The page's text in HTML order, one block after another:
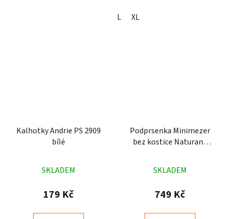
L XL
Kalhotky Andrie PS 2909
bílé
hodnocení
produktu
5,0
SKLADEM
179 Kč
Podprsenka Minimezer
bez kostice Naturana
hodnocení
produktu
5,0
SKLADEM
749 Kč